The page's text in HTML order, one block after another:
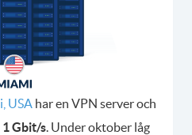
USA har en VPN server och
1 Gbit/s. Under oktober låg